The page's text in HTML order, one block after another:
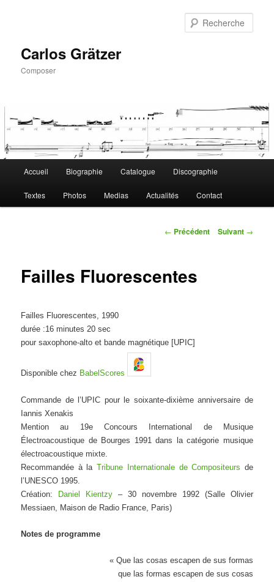
Carlos Grätzer
Composer
principal
Accueil Biographie Catalogue Discographie
Textes Photos Medias Actualités Contact
Navigation
← Précédent Suivant →
Failles Fluorescentes
Failles Fluorescentes, 1990
durée :16 minutes 20 sec
pour saxophone-alto et bande magnétique [UPIC]
Disponible chez BabelScores
Commande de l’UPIC pour le soixante-dixième anniversaire de
Iannis Xenakis
Mention au 19e Concours International de Musique
Électroacoustique de Bourges 1991 dans la catégorie musique
électroacoustique mixte.
Recommandée à laTribune Internationale de Compositeurs de
l’UNESCO 1995.
Création:
Daniel Kientzy – 30 novembre 1992 (Salle Olivier
Messiaen, Maison de Radio France, Paris)
Notes de programme
« Que las cosas escapen de sus formas
que las formas escapen de sus cosas